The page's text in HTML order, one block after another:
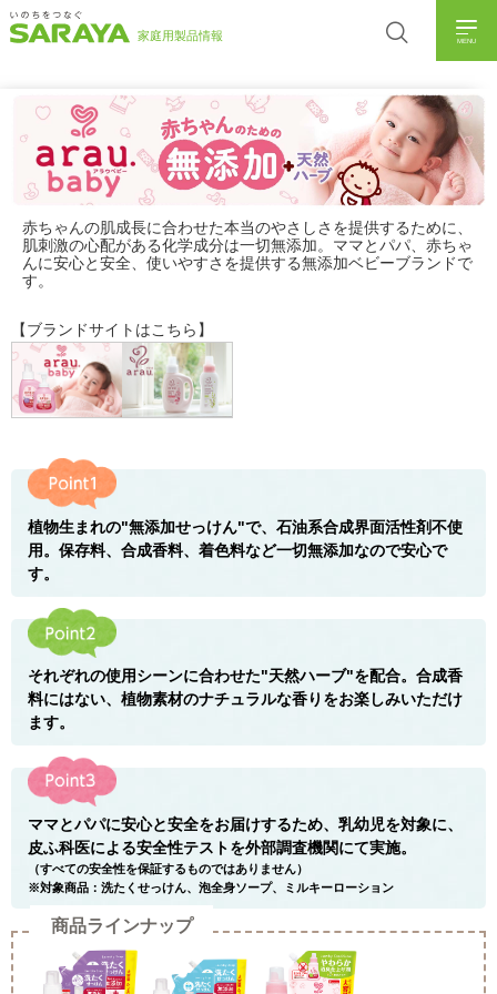
MENU
赤ちゃんの肌成長に合わせた本当のやさしさを提供するために、
肌刺激の心配がある化学成分は一切無添加。ママとパパ、赤ちゃ
んに安心と安全、使いやすさを提供する無添加ベビーブランドで
す。
【ブランドサイトはこちら】
植物生まれの"無添加せっけん"で、石油系合成界面活性剤不使
用。保存料、合成香料、着色料など一切無添加なので安心で
す。
それぞれの使用シーンに合わせた"天然ハーブ"を配合。合成香
料にはない、植物素材のナチュラルな香りをお楽しみいただけ
ます。
ママとパパに安心と安全をお届けするため、乳幼児を対象に、
皮ふ科医による安全性テストを外部調査機関にて実施。
（すべての安全性を保証するものではありません）
※対象商品：洗たくせっけん、泡全身ソープ、ミルキーローション
商品ラインナップ